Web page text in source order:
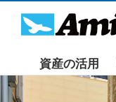
資産の活用